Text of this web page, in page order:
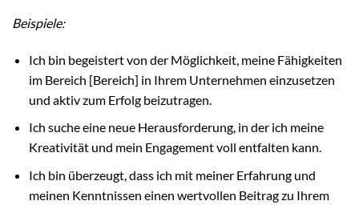
Beispiele:
Ich bin begeistert von der Möglichkeit, meine Fähigkeiten
im Bereich [Bereich] in Ihrem Unternehmen einzusetzen
und aktiv zum Erfolg beizutragen.
Ich suche eine neue Herausforderung, in der ich meine
Kreativität und mein Engagement voll entfalten kann.
Ich bin überzeugt, dass ich mit meiner Erfahrung und
meinen Kenntnissen einen wertvollen Beitrag zu Ihrem